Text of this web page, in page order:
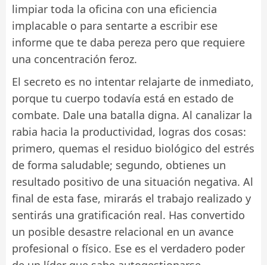
limpiar toda la oficina con una eficiencia
implacable o para sentarte a escribir ese
informe que te daba pereza pero que requiere
una concentración feroz.
El secreto es no intentar relajarte de inmediato,
porque tu cuerpo todavía está en estado de
combate. Dale una batalla digna. Al canalizar la
rabia hacia la productividad, logras dos cosas:
primero, quemas el residuo biológico del estrés
de forma saludable; segundo, obtienes un
resultado positivo de una situación negativa. Al
final de esta fase, mirarás el trabajo realizado y
sentirás una gratificación real. Has convertido
un posible desastre relacional en un avance
profesional o físico. Ese es el verdadero poder